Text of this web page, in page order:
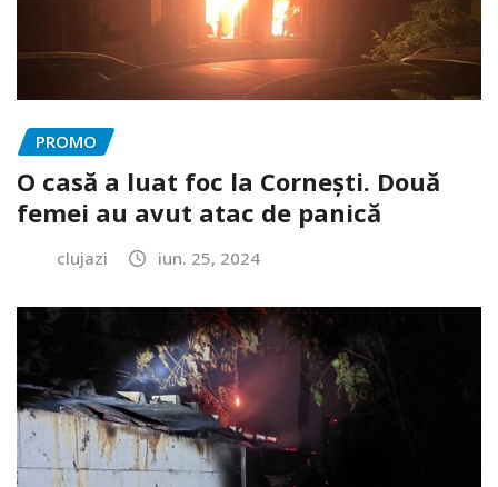
PROMO
O casă a luat foc la Cornești. Două
femei au avut atac de panică
clujazi iun. 25, 2024